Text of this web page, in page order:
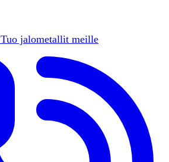
Tuo jalometallit meille